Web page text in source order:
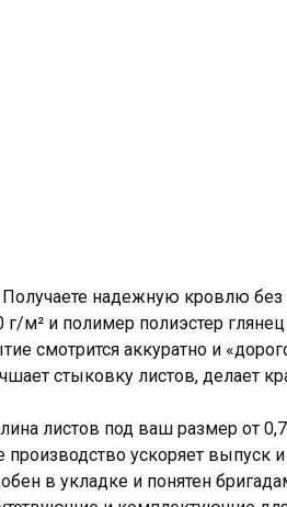
Получаете надежную кровлю без
г/м² и полимер полиэстер
смотрится аккуратно и
стыковку листов, делает
листов под ваш размер от
производство ускоряет выпуск и
в укладке и понятен